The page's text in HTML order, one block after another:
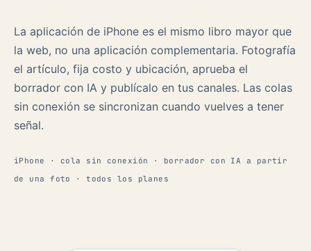
La aplicación de iPhone es el mismo libro mayor que
la web, no una aplicación complementaria. Fotografía
el artículo, fija costo y ubicación, aprueba el
borrador con IA y publícalo en tus canales. Las colas
sin conexión se sincronizan cuando vuelves a tener
señal.
iPhone · cola sin conexión · borrador con IA a partir
de una foto · todos los planes